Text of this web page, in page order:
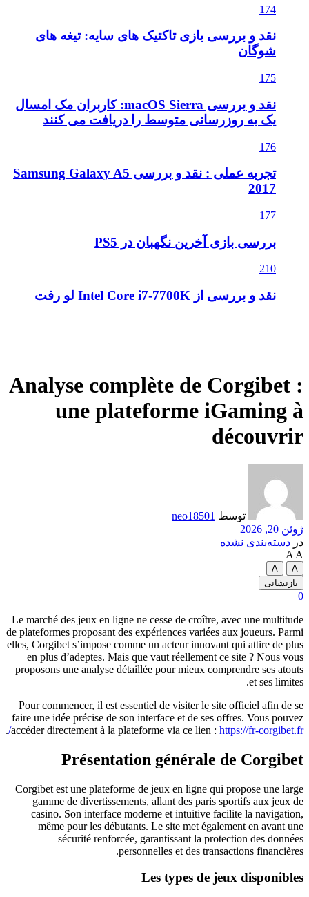
174
نقد و بررسی بازی تاکتیک های سایه: تیغه های
شوگان
175
نقد و بررسی macOS Sierra: کاربران مک امسال
یک به روزرسانی متوسط را دریافت می کنند
176
تجربه عملی : نقد و بررسی Samsung Galaxy A5
2017
177
بررسی بازی آخرین نگهبان در PS5
210
نقد و بررسی از Intel Core i7-7700K لو رفت
Analyse complète de Corgibet :
une plateforme iGaming à
découvrir
توسط neo18501
ژوئن 20, 2026
در دسته‌بندی نشده
A A
A
A
بازنشانی
0
Le marché des jeux en ligne ne cesse de croître, avec une multitude
de plateformes proposant des expériences variées aux joueurs. Parmi
elles, Corgibet s’impose comme un acteur innovant qui attire de plus
en plus d’adeptes. Mais que vaut réellement ce site ? Nous vous
proposons une analyse détaillée pour mieux comprendre ses atouts
et ses limites.
Pour commencer, il est essentiel de visiter le site officiel afin de se
faire une idée précise de son interface et de ses offres. Vous pouvez
accéder directement à la plateforme via ce lien : https://fr-corgibet.fr/
.
Présentation générale de Corgibet
Corgibet est une plateforme de jeux en ligne qui propose une large
gamme de divertissements, allant des paris sportifs aux jeux de
casino. Son interface moderne et intuitive facilite la navigation,
même pour les débutants. Le site met également en avant une
sécurité renforcée, garantissant la protection des données
personnelles et des transactions financières.
Les types de jeux disponibles